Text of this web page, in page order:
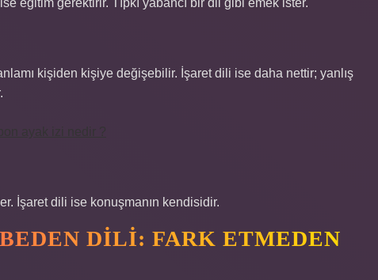
eğitim gerektirir. Tıpkı yabancı bir dil gibi emek ister.
kişiden kişiye değişebilir. İşaret dili ise daha nettir; yanlış
İşaret dili ise konuşmanın kendisidir.
DILI: FARK ETMEDEN